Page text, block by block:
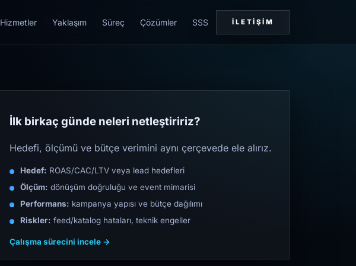
Hizmetler Yaklaşım Süreç Çözümler SSS İLETIŞIM
İlk birkaç günde neleri netleştiririz?
Hedefi, ölçümü ve bütçe verimini aynı çerçevede ele alırız.
Hedef: ROAS/CAC/LTV veya lead hedefleri
Ölçüm: dönüşüm doğruluğu ve event mimarisi
Performans: kampanya yapısı ve bütçe dağılımı
Riskler: feed/katalog hataları, teknik engeller
Çalışma sürecini incele →